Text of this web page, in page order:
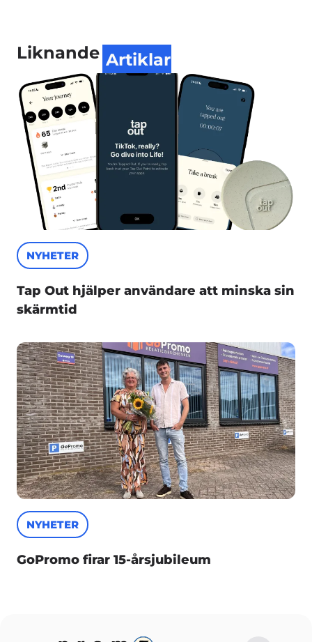
Liknande Artiklar
NYHETER
Tap Out hjälper användare att minska sin
skärmtid
NYHETER
GoPromo firar 15-årsjubileum